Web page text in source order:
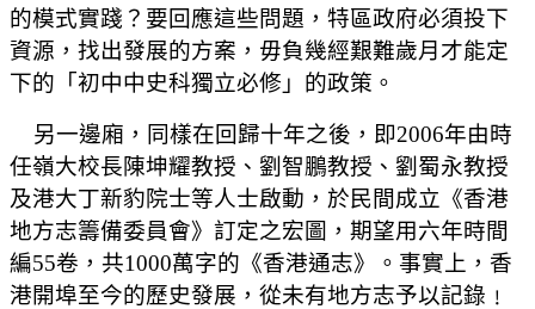
的模式實踐？要回應這些問題，特區政府必須投下
資源，找出發展的方案，毋負幾經艱難歲月才能定
下的「初中中史科獨立必修」的政策。
另一邊廂，同樣在回歸十年之後，即2006年由時
任嶺大校長陳坤耀教授、劉智鵬教授、劉蜀永教授
及港大丁新豹院士等人士啟動，於民間成立《香港
地方志籌備委員會》訂定之宏圖，期望用六年時間
編55卷，共1000萬字的《香港通志》。事實上，香
港開埠至今的歷史發展，從未有地方志予以記錄﹗